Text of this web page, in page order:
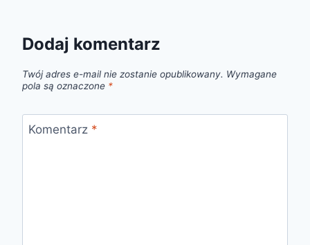
Dodaj komentarz
Twój adres e-mail nie zostanie opublikowany. Wymagane
pola są oznaczone *
Komentarz *